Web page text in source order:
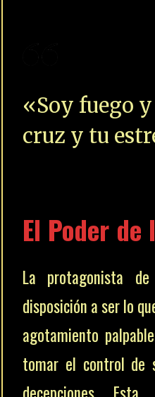
«Soy fuego
cruz y tu
El Poder
La protagonista
disposición a ser lo
agotamiento
tomar el control de